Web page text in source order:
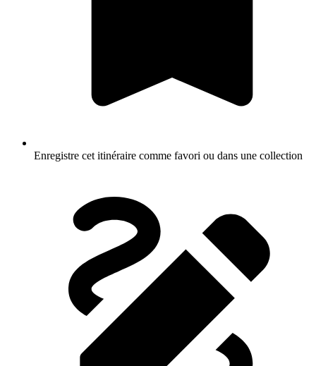
Enregistre cet itinéraire comme favori ou dans une collection